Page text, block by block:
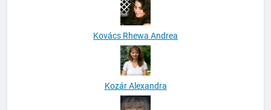
Kovács Rhewa Andrea
Kozár Alexandra